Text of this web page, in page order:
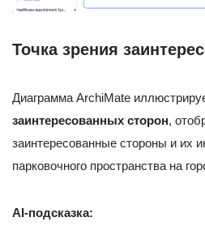
Точка зрения
Диаграмма ArchiMate
заинтересованных сторон,
заинтересованные стороны и их
парковочного пространства на
AI-подсказка: